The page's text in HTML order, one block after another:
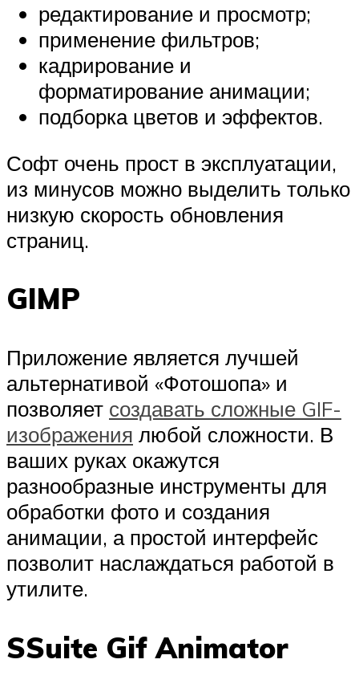
редактирование и просмотр;
применение фильтров;
кадрирование и
форматирование анимации;
подборка цветов и эффектов.
Софт очень прост в эксплуатации,
из минусов можно выделить только
низкую скорость обновления
страниц.
GIMP
Приложение является лучшей
альтернативой «Фотошопа» и
позволяет создавать сложные GIF-
изображения любой сложности. В
ваших руках окажутся
разнообразные инструменты для
обработки фото и создания
анимации, а простой интерфейс
позволит наслаждаться работой в
утилите.
SSuite Gif Animator